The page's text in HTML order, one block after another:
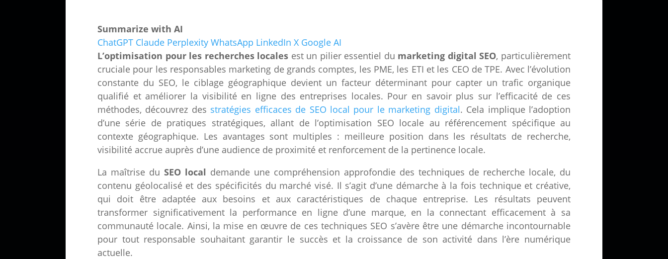
Summarize with AI
ChatGPT Claude Perplexity WhatsApp LinkedIn X Google AI
L’optimisation pour les recherches locales est un pilier essentiel du marketing digital SEO, particulièrement
cruciale pour les responsables marketing de grands comptes, les PME, les ETI et les CEO de TPE. Avec l’évolution
constante du SEO, le ciblage géographique devient un facteur déterminant pour capter un trafic organique
qualifié et améliorer la visibilité en ligne des entreprises locales. Pour en savoir plus sur l’efficacité de ces
méthodes, découvrez des stratégies efficaces de SEO local pour le marketing digital. Cela implique l’adoption
d’une série de pratiques stratégiques, allant de l’optimisation SEO locale au référencement spécifique au
contexte géographique. Les avantages sont multiples : meilleure position dans les résultats de recherche,
visibilité accrue auprès d’une audience de proximité et renforcement de la pertinence locale.
La maîtrise du SEO local demande une compréhension approfondie des techniques de recherche locale, du
contenu géolocalisé et des spécificités du marché visé. Il s’agit d’une démarche à la fois technique et créative,
qui doit être adaptée aux besoins et aux caractéristiques de chaque entreprise. Les résultats peuvent
transformer significativement la performance en ligne d’une marque, en la connectant efficacement à sa
communauté locale. Ainsi, la mise en œuvre de ces techniques SEO s’avère être une démarche incontournable
pour tout responsable souhaitant garantir le succès et la croissance de son activité dans l’ère numérique
actuelle.